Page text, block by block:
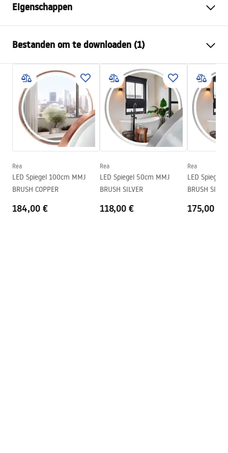
Eigenschappen
Sifontype:
360° draaibaar
Lengte van de afvoer (cm)
90
Afvoermateriaal
Roestvrij staal AISI 304
Kleur
Geborsteld staal
Rooster
Omkeerbare 2-in-1
Bandbreedte
0,45 l/s
Nano Flex
Garantie
staalconstructie, 24 maanden
voor andere onderdelen
Bestanden om te downloaden (1)
Montagehandleiding
LINEAR-3.pdf
Rea
LED Spiegel 100cm MMJ
BRUSH COPPER
184,00 €
Rea
LED Spiegel 50cm MMJ
BRUSH SILVER
118,00 €
Rea
LED Spiegel
BRUSH
175,00 €